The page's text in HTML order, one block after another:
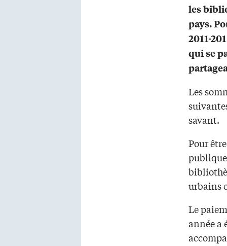
les
pays.
2011-
qui se
Les
savant.
Pour
urbains
Le
année a